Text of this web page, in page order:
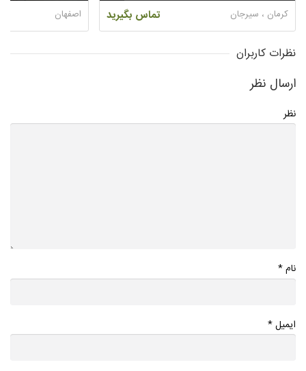
تماس بگیرید کرمان ، سیرجان
اصفهان
نظرات کاربران
ارسال نظر
نظر
نام*
ایمیل*